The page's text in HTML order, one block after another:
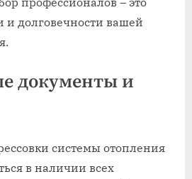
и долговечности вашей
документы и
системы отопления
в наличии всех